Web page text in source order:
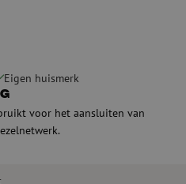
Eigen huismerk
voor het aansluiten van